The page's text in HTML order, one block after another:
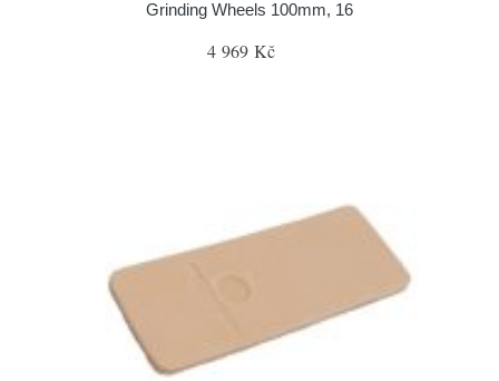
Grinding Wheels 100mm, 16
4 969 Kč